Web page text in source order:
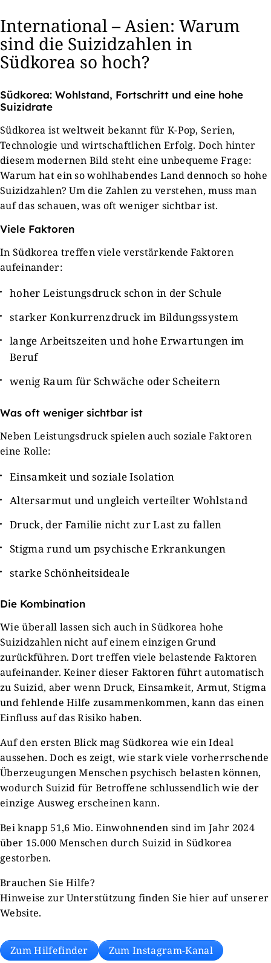
International – Asien: Warum
sind die Suizidzahlen in
Südkorea so hoch?
Südkorea: Wohlstand, Fortschritt und eine hohe
Suizidrate
Südkorea ist weltweit bekannt für K-Pop, Serien,
Technologie und wirtschaftlichen Erfolg. Doch hinter
diesem modernen Bild steht eine unbequeme Frage:
Warum hat ein so wohlhabendes Land dennoch so hohe
Suizidzahlen? Um die Zahlen zu verstehen, muss man
auf das schauen, was oft weniger sichtbar ist.
Viele Faktoren
In Südkorea treffen viele verstärkende Faktoren
aufeinander:
hoher Leistungsdruck schon in der Schule
starker Konkurrenzdruck im Bildungssystem
lange Arbeitszeiten und hohe Erwartungen im
Beruf
wenig Raum für Schwäche oder Scheitern
Was oft weniger sichtbar ist
Neben Leistungsdruck spielen auch soziale Faktoren
eine Rolle:
Einsamkeit und soziale Isolation
Altersarmut und ungleich verteilter Wohlstand
Druck, der Familie nicht zur Last zu fallen
Stigma rund um psychische Erkrankungen
starke Schönheitsideale
Die Kombination
Wie überall lassen sich auch in Südkorea hohe
Suizidzahlen nicht auf einem einzigen Grund
zurückführen. Dort treffen viele belastende Faktoren
aufeinander. Keiner dieser Faktoren führt automatisch
zu Suizid, aber wenn Druck, Einsamkeit, Armut, Stigma
und fehlende Hilfe zusammenkommen, kann das einen
Einfluss auf das Risiko haben.
Auf den ersten Blick mag Südkorea wie ein Ideal
aussehen. Doch es zeigt, wie stark viele vorherrschende
Überzeugungen Menschen psychisch belasten können,
wodurch Suizid für Betroffene schlussendlich wie der
einzige Ausweg erscheinen kann.
Bei knapp 51,6 Mio. Einwohnenden sind im Jahr 2024
über 15.000 Menschen durch Suizid in Südkorea
gestorben.
Brauchen Sie Hilfe?
Hinweise zur Unterstützung finden Sie hier auf unserer
Website.
Zum Hilfefinder Zum Instagram-Kanal